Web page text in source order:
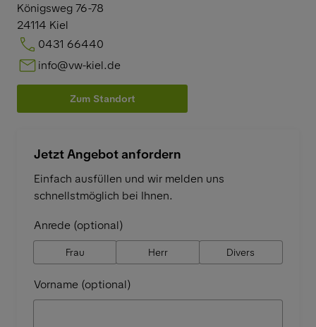
Königsweg 76-78
24114 Kiel
0431 66440
info@vw-kiel.de
Zum Standort
Jetzt Angebot anfordern
Einfach ausfüllen und wir melden uns
schnellstmöglich bei Ihnen.
Anrede (optional)
Frau Herr Divers
Vorname (optional)